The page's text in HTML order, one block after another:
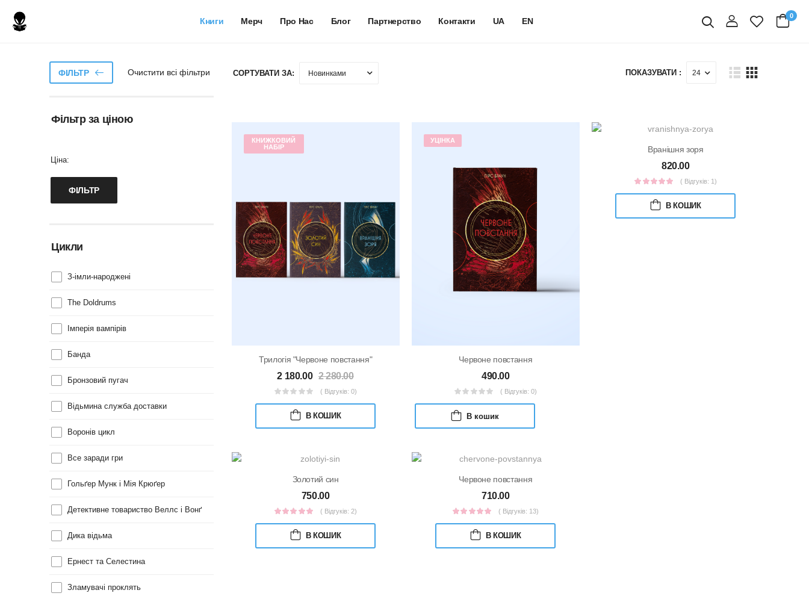
Книги Мерч Про Нас Блог Партнерство Контакти UA EN
Пошуквхід
0
ФІЛЬТР Очистити всі фільтри
Фільтр за ціною
Ціна:
Цикли
З-імли-народжені
The Doldrums
Імперія вампірів
Банда
Бронзовий пугач
Відьмина служба доставки
Воронів цикл
Все заради гри
Гольґер Мунк і Мія Крюґер
Детективне товариство Веллс і Вонґ
Дика відьма
Ернест та Селестина
Зламувачі проклять
СОРТУВАТИ ЗА: ПОКАЗУВАТИ :
КНИЖКОВИЙ
НАБІР
Трилогія "Червоне повстання"
2 180.00 2 280.00
( Відгуків: 0)
В КОШИК
УЦІНКА
Червоне повстання
490.00
( Відгуків: 0)
В кошик
Вранішня зоря
820.00
( Відгуків: 1)
В КОШИК
Золотий син
750.00
( Відгуків: 2)
В КОШИК
Червоне повстання
710.00
( Відгуків: 13)
В КОШИК